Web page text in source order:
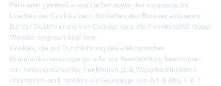
Fälle oder generell ausschließen sowie das automatische
Löschen der Cookies beim Schließen des Browser aktivieren.
Bei der Deaktivierung von Cookies kann die Funktionalität dieser
Website eingeschränkt sein.
Cookies, die zur Durchführung des elektronischen
Kommunikationsvorgangs oder zur Bereitstellung bestimmter,
von Ihnen erwünschter Funktionen (z.B. Warenkorbfunktion)
erforderlich sind, werden auf Grundlage von Art. 6 Abs. 1 lit. f